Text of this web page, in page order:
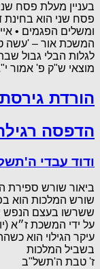
בעניין מעלת פסח
פסח שני הוא בחינת
ומשלים הפגמים •
המשכת אור – 'עשה
לגלות הבלי גבול
מוצאי ש"ק פ' אמור
הורדת
הדפסה
ודוד עבדי
ביאור שורש ספירת
שורש המלכות הוא
ששרשו בעצם הנפש
על ידי המשכת ז״א
עיקר הגילוי הוא
בשביל המלכות
ז' טבת ה'תשל"ב